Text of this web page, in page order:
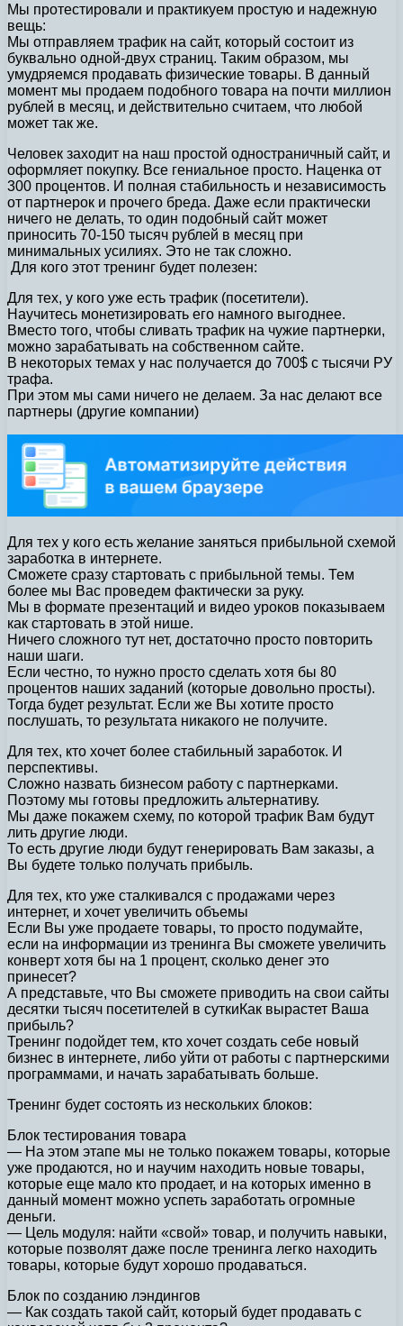
Мы протестировали и практикуем простую и надежную
вещь:
Мы отправляем трафик на сайт, который состоит из
буквально одной-двух страниц. Таким образом, мы
умудряемся продавать физические товары. В данный
момент мы продаем подобного товара на почти миллион
рублей в месяц, и действительно считаем, что любой
может так же.
Человек заходит на наш простой одностраничный сайт, и
оформляет покупку. Все гениальное просто. Наценка от
300 процентов. И полная стабильность и независимость
от партнерок и прочего бреда. Даже если практически
ничего не делать, то один подобный сайт может
приносить 70-150 тысяч рублей в месяц при
минимальных усилиях. Это не так сложно.
Для кого этот тренинг будет полезен:
Для тех, у кого уже есть трафик (посетители).
Научитесь монетизировать его намного выгоднее.
Вместо того, чтобы сливать трафик на чужие партнерки,
можно зарабатывать на собственном сайте.
В некоторых темах у нас получается до 700$ с тысячи РУ
трафа.
При этом мы сами ничего не делаем. За нас делают все
партнеры (другие компании)
Для тех у кого есть желание заняться прибыльной схемой
заработка в интернете.
Сможете сразу стартовать с прибыльной темы. Тем
более мы Вас проведем фактически за руку.
Мы в формате презентаций и видео уроков показываем
как стартовать в этой нише.
Ничего сложного тут нет, достаточно просто повторить
наши шаги.
Если честно, то нужно просто сделать хотя бы 80
процентов наших заданий (которые довольно просты).
Тогда будет результат. Если же Вы хотите просто
послушать, то результата никакого не получите.
Для тех, кто хочет более стабильный заработок. И
перспективы.
Сложно назвать бизнесом работу с партнерками.
Поэтому мы готовы предложить альтернативу.
Мы даже покажем схему, по которой трафик Вам будут
лить другие люди.
То есть другие люди будут генерировать Вам заказы, а
Вы будете только получать прибыль.
Для тех, кто уже сталкивался с продажами через
интернет, и хочет увеличить объемы
Если Вы уже продаете товары, то просто подумайте,
если на информации из тренинга Вы сможете увеличить
конверт хотя бы на 1 процент, сколько денег это
принесет?
А представьте, что Вы сможете приводить на свои сайты
десятки тысяч посетителей в суткиКак вырастет Ваша
прибыль?
Тренинг подойдет тем, кто хочет создать себе новый
бизнес в интернете, либо уйти от работы с партнерскими
программами, и начать зарабатывать больше.
Тренинг будет состоять из нескольких блоков:
Блок тестирования товара
— На этом этапе мы не только покажем товары, которые
уже продаются, но и научим находить новые товары,
которые еще мало кто продает, и на которых именно в
данный момент можно успеть заработать огромные
деньги.
— Цель модуля: найти «свой» товар, и получить навыки,
которые позволят даже после тренинга легко находить
товары, которые будут хорошо продаваться.
Блок по созданию лэндингов
— Как создать такой сайт, который будет продавать с